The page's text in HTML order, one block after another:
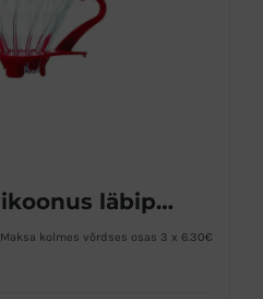
HARIO V60 filtrikoonus läbipaistvast klaasist 01
Maksa kolmes võrdses osas 3 x 6.30€